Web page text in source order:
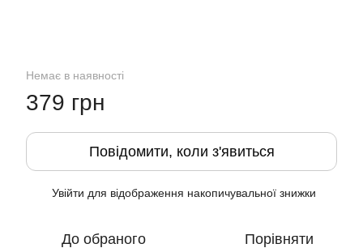
Немає в наявності
379 грн
Повідомити, коли з'явиться
Увійти для відображення накопичувальної знижки
До обраного Порівняти